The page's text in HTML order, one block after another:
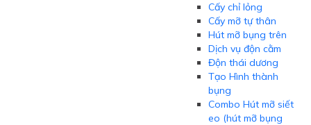
Cấy chỉ lỏng
Cấy mỡ tự thân
Hút mỡ bụng trên
Dịch vụ độn cằm
Độn thái dương
Tạo Hình thành
bụng
Combo Hút mỡ siết
eo (hút mỡ bụng